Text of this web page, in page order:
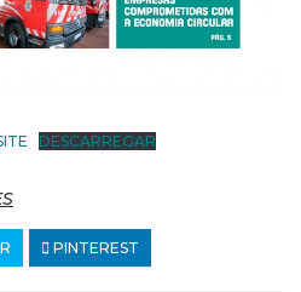
DESCARREGAR
PINTEREST